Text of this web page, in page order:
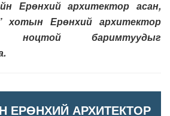
Ерөнхий архитектор асан,
хотын Ерөнхий архитектор
ноцтой баримтуудыг
ЕРӨНХИЙ АРХИТЕКТОР